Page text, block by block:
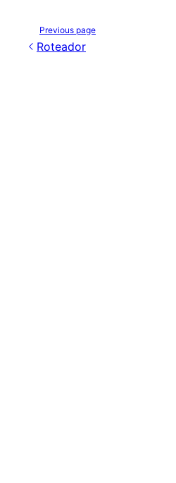
Previous page
Roteador